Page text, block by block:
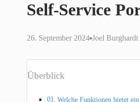
Self-Service
26. September 2024 Joel
Überblick
Welche Funktionen bietet